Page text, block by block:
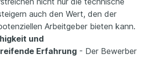
auch den Wert, den der
Arbeitgeber bieten kann.
und
Erfahrung - Der Bewerber